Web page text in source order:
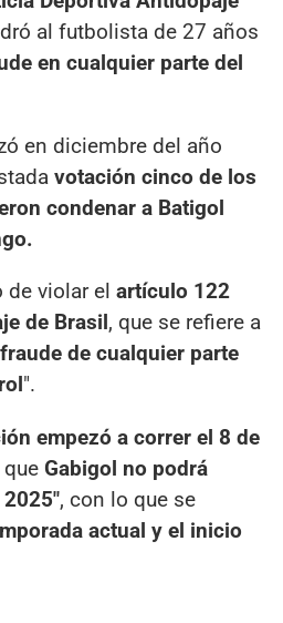
al futbolista de 27 años
en cualquier parte del
en diciembre del año
votación cinco de los
condenar a Batigol
de violar el artículo 122
de Brasil, que se refiere a
de cualquier parte
".
empezó a correr el 8 de
Gabigol no podrá
, con lo que se
actual y el inicio